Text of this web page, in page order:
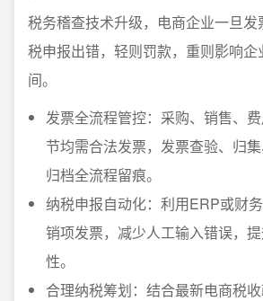
税务稽查技术升级，电商企业一旦
税申报出错，轻则罚款，重则影响企
间。
发票全流程管控：采购、销售、
节均需合法发票，发票查验、归集
归档全流程留痕。
纳税申报自动化：利用ERP或财
销项发票，减少人工输入错误，
性。
合理纳税筹划：结合最新电商税